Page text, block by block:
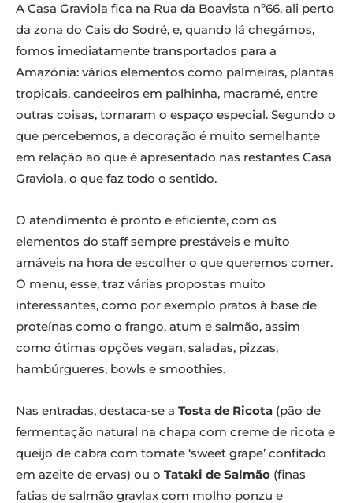
A Casa Graviola fica na Rua da Boavista nº66, ali perto
da zona do Cais do Sodré, e, quando lá chegámos,
fomos imediatamente transportados para a
Amazónia: vários elementos como palmeiras, plantas
tropicais, candeeiros em palhinha, macramé, entre
outras coisas, tornaram o espaço especial. Segundo o
que percebemos, a decoração é muito semelhante
em relação ao que é apresentado nas restantes Casa
Graviola, o que faz todo o sentido.
O atendimento é pronto e eficiente, com os
elementos do staff sempre prestáveis e muito
amáveis na hora de escolher o que queremos comer.
O menu, esse, traz várias propostas muito
interessantes, como por exemplo pratos à base de
proteínas como o frango, atum e salmão, assim
como ótimas opções vegan, saladas, pizzas,
hambúrgueres, bowls e smoothies.
Nas entradas, destaca-se a Tosta de Ricota (pão de
fermentação natural na chapa com creme de ricota e
queijo de cabra com tomate ‘sweet grape’ confitado
em azeite de ervas) ou o Tataki de Salmão (finas
fatias de salmão gravlax com molho ponzu e